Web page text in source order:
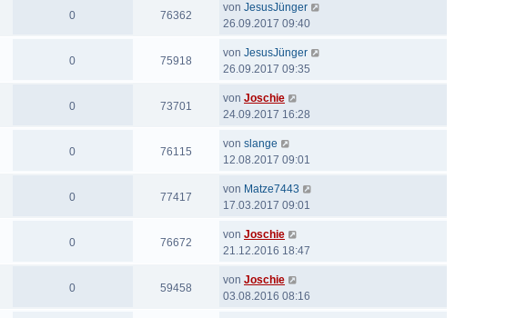
0 76362
von JesusJünger
26.09.2017 09:40
0 75918
von JesusJünger
26.09.2017 09:35
0 73701
von Joschie
24.09.2017 16:28
0 76115
von slange
12.08.2017 09:01
0 77417
von Matze7443
17.03.2017 09:01
0 76672
von Joschie
21.12.2016 18:47
0 59458
von Joschie
03.08.2016 08:16